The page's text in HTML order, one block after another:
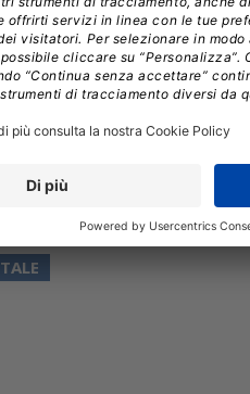
e la
possa offrire tre
Manager di Aruba,
al giorno d'oggi.